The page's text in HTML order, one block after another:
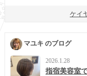
ケイ
マユキ のブログ
2026.1.28
指宿美容室